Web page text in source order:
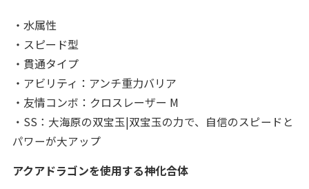
・水属性
・スピード型
・貫通タイプ
・アビリティ：アンチ重力バリア
・友情コンボ：クロスレーザー M
・SS：大海原の双宝玉|双宝玉の力で、自信のスピードと
パワーが大アップ
アクアドラゴンを使用する神化合体